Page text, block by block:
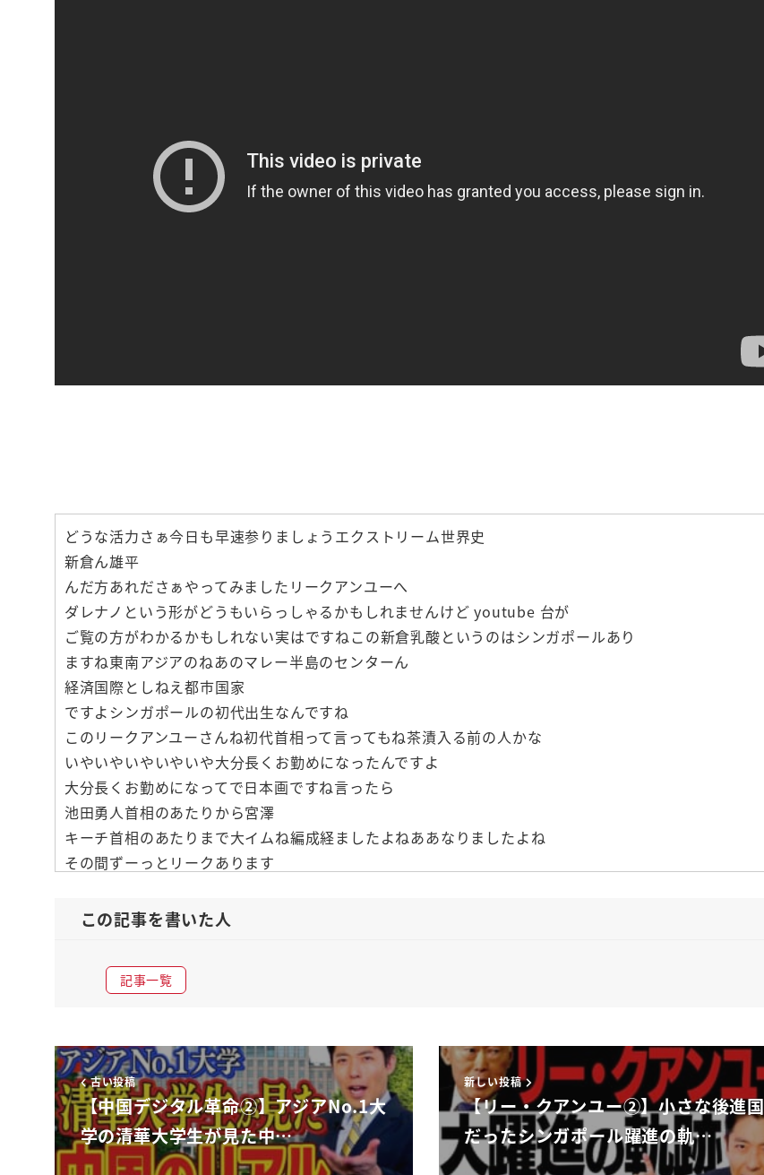
どうな活力さぁ今日も早速参りましょうエクストリーム世界史
新倉ん雄平
んだ方あれださぁやってみましたリークアンユーへ
ダレナノという形がどうもいらっしゃるかもしれませんけど youtube 台が
ご覧の方がわかるかもしれない実はですねこの新倉乳酸というのはシンガポールあり
ますね東南アジアのねあのマレー半島のセンターん
経済国際としねえ都市国家
ですよシンガポールの初代出生なんですね
このリークアンユーさんね初代首相って言ってもね茶漬入る前の人かな
いやいやいやいやいや大分長くお勤めになったんですよ
大分長くお勤めになってで日本画ですね言ったら
池田勇人首相のあたりから宮澤
キーチ首相のあたりまで大イムね編成経ましたよねああなりましたよね
その間ずーっとリークあります
いわゆる
ことなんですね
a 27年間もずっとやってたってそれどういう状態って選挙で入れ替わらないなぁと
開発丼
臭いと言われるいわゆる独裁政治っていうとね
なんかもう軍のねそのクーデターによってながらやってもその後もうむちゃくちゃ搾取
してその後なんかものすごい
暴動が起きてヤられちゃうみたいな独裁って怖いよねーっていう文脈で語られがちなら
この記事を書いた人
記事一覧
古い投稿
【中国デジタル革命②】アジアNo.1大
学の清華大学生が見た中…
新しい投稿
【リー・クアンユー②】小さな後進国
だったシンガポール躍進の軌…